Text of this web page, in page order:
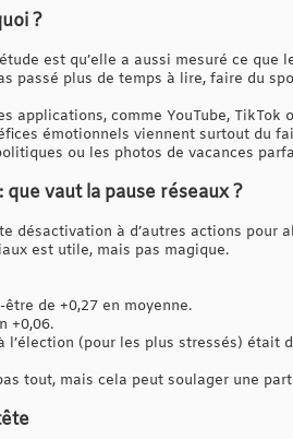
?
est qu’elle a aussi mesuré ce
passé plus de temps à lire, faire du
applications, comme YouTube,
émotionnels viennent surtout du
ou les photos de vacances
que vaut la pause réseaux ?
désactivation à d’autres actions pour
est utile, mais pas magique.
de +0,27 en moyenne.
+0,06.
(pour les plus stressés) était
tout, mais cela peut soulager une